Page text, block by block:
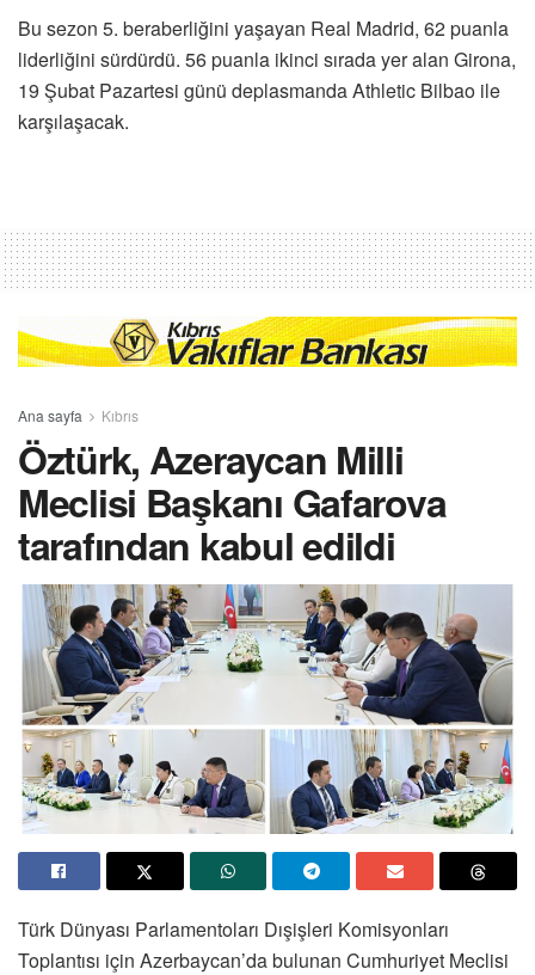
Bu sezon 5. beraberliğini yaşayan Real Madrid, 62 puanla
liderliğini sürdürdü. 56 puanla ikinci sırada yer alan Girona,
19 Şubat Pazartesi günü deplasmanda Athletic Bilbao ile
karşılaşacak.
Ana sayfa Kıbrıs
Öztürk, Azeraycan Milli
Meclisi Başkanı Gafarova
tarafından kabul edildi
Türk Dünyası Parlamentoları Dışişleri Komisyonları
Toplantısı için Azerbaycan’da bulunan Cumhuriyet Meclisi